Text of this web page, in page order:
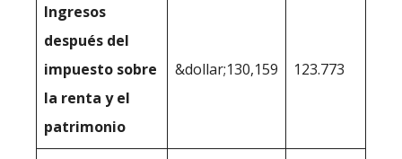
Ingresos
después del
impuesto sobre
la renta y el
patrimonio
&dollar;130,159 123.773